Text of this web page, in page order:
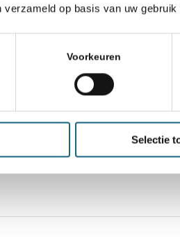
verzameld op basis van uw
Voorkeuren
Selectie